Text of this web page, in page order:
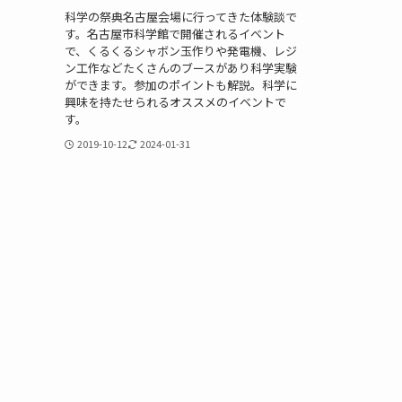
科学の祭典名古屋会場に行ってきた体験談で
す。名古屋市科学館で開催されるイベント
で、くるくるシャボン玉作りや発電機、レジ
ン工作などたくさんのブースがあり科学実験
ができます。参加のポイントも解説。科学に
興味を持たせられるオススメのイベントで
す。
2019-10-12 2024-01-31